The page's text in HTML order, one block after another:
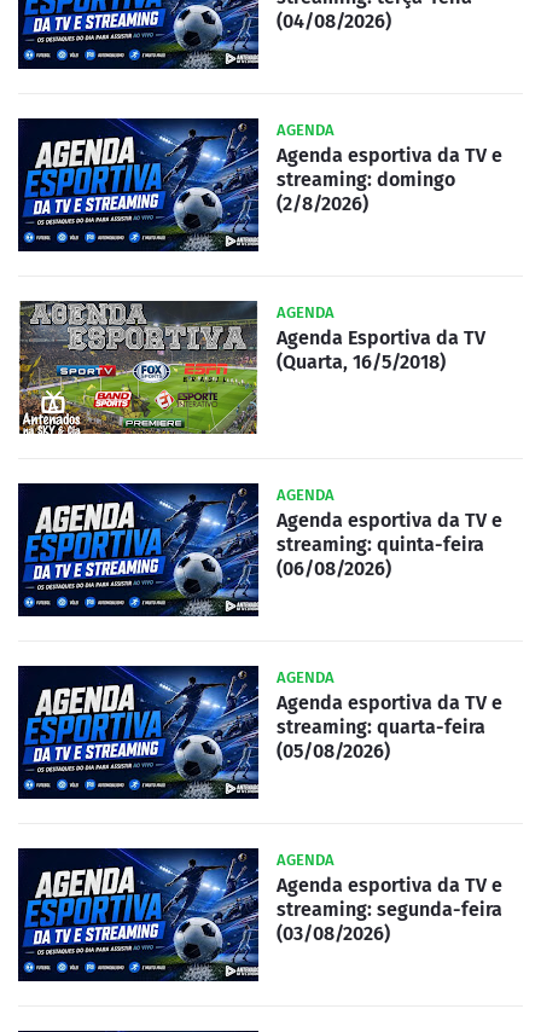
(04/08/2026)
AGENDA
Agenda esportiva da TV e
streaming: domingo
(2/8/2026)
AGENDA
Agenda Esportiva da TV
(Quarta, 16/5/2018)
AGENDA
Agenda esportiva da TV e
streaming: quinta-feira
(06/08/2026)
AGENDA
Agenda esportiva da TV e
streaming: quarta-feira
(05/08/2026)
AGENDA
Agenda esportiva da TV e
streaming: segunda-feira
(03/08/2026)